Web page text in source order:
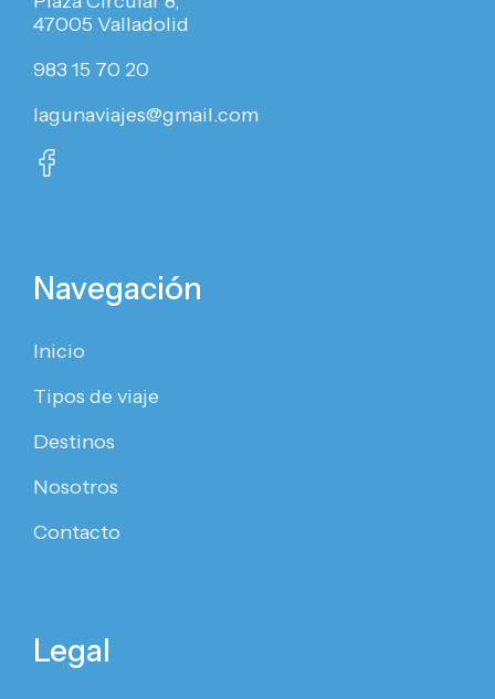
47005 Valladolid
983 15 70 20
lagunaviajes@gmail.com
Navegación
Inicio
Tipos de viaje
Destinos
Nosotros
Contacto
Legal